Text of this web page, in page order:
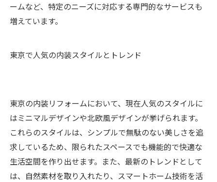
ームなど、特定のニーズに対応する専門的なサービスも
増えています。
東京で人気の内装スタイルとトレンド
東京の内装リフォームにおいて、現在人気のスタイルに
はミニマルデザインや北欧風デザインが挙げられます。
これらのスタイルは、シンプルで無駄のない美しさを追
求しているため、限られたスペースでも機能的で快適な
生活空間を作り出せます。また、最新のトレンドとして
は、自然素材を取り入れたり、スマートホーム技術を活